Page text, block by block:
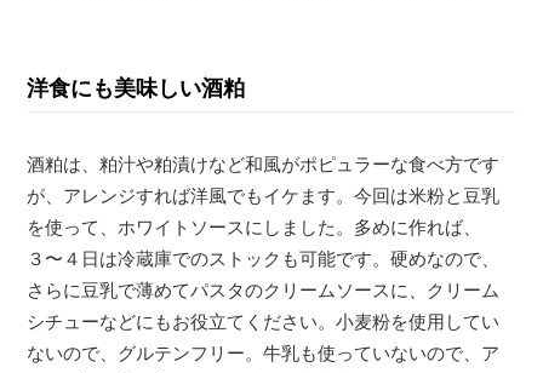
洋食にも美味しい酒粕
酒粕は、粕汁や粕漬けなど和風がポピュラーな食べ方です
が、アレンジすれば洋風でもイケます。今回は米粉と豆乳
を使って、ホワイトソースにしました。多めに作れば、
３〜４日は冷蔵庫でのストックも可能です。硬めなので、
さらに豆乳で薄めてパスタのクリームソースに、クリーム
シチューなどにもお役立てください。小麦粉を使用してい
ないので、グルテンフリー。牛乳も使っていないので、ア